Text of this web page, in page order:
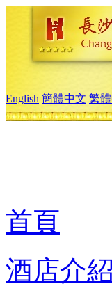
English 簡體中文 繁
首頁
酒店介紹